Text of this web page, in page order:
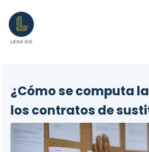
¿Cómo se computa
los contratos de